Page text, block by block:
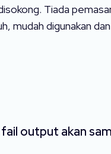
Tiada
mudah digunakan
output akan